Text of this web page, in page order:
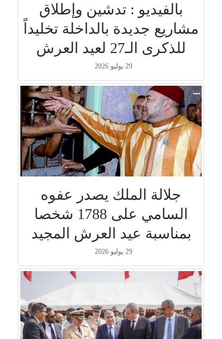
بالفيديو : تدشين وإطلاق
مشاريع جديدة بالداخلة تخليداً
للذكرى الـ27 لعيد العرش
29 يوليو 2026
جلالة الملك يصدر عفوه
السامي على 1788 شخصا
بمناسبة عيد العرش المجيد
29 يوليو 2026